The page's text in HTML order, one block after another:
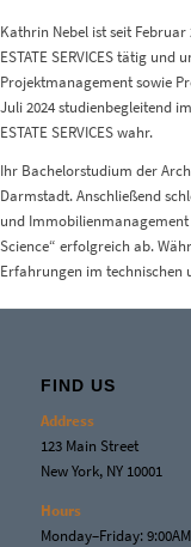
Kathrin Nebel ist seit Februar
ESTATE SERVICES tätig
Projektmanagement sowie
Juli 2024 studienbegleitend
ESTATE SERVICES wahr.
Ihr Bachelorstudium der
Darmstadt. Anschließend
und
Science“ erfolgreich ab.
Erfahrungen im technischen
FIND US
Address
123 Main Street
New York, NY 10001
Hours
Monday–Friday: